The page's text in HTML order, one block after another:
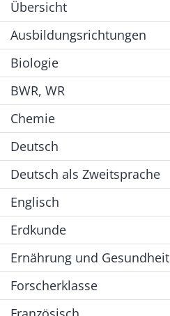
Übersicht
Ausbildungsrichtungen
Biologie
BWR, WR
Chemie
Deutsch
Deutsch als Zweitsprache
Englisch
Erdkunde
Ernährung und Gesundheit
Forscherklasse